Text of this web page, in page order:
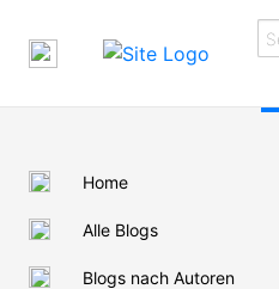
Home
Alle Blogs
Blogs nach Autoren